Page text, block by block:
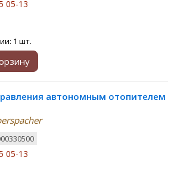
05-13
1 шт.
автономным отопителем
05-13